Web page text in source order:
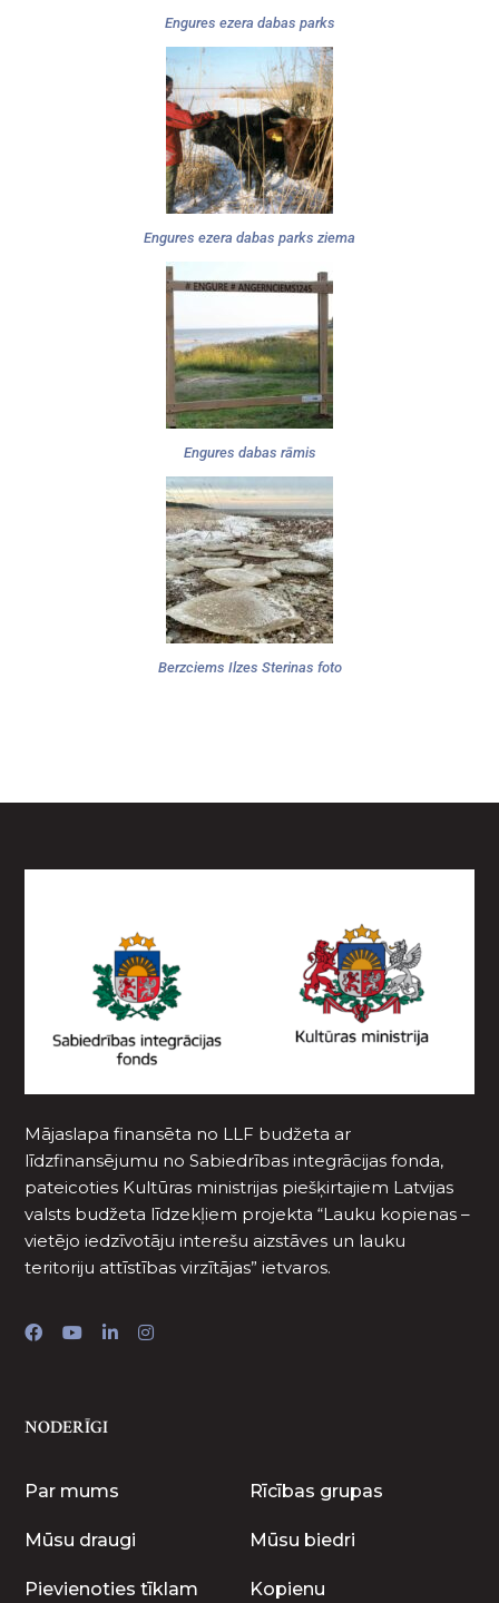
Engures ezera dabas parks
Engures ezera dabas parks ziema
Engures dabas rāmis
Berzciems Ilzes Sterinas foto
Mājaslapa finansēta no LLF budžeta ar
līdzfinansējumu no Sabiedrības integrācijas fonda,
pateicoties Kultūras ministrijas piešķirtajiem Latvijas
valsts budžeta līdzekļiem projekta “Lauku kopienas –
vietējo iedzīvotāju interešu aizstāves un lauku
teritoriju attīstības virzītājas” ietvaros.
NODERĪGI
Par mums Rīcības grupas
Mūsu draugi Mūsu biedri
Pievienoties tīklam
Kopienu